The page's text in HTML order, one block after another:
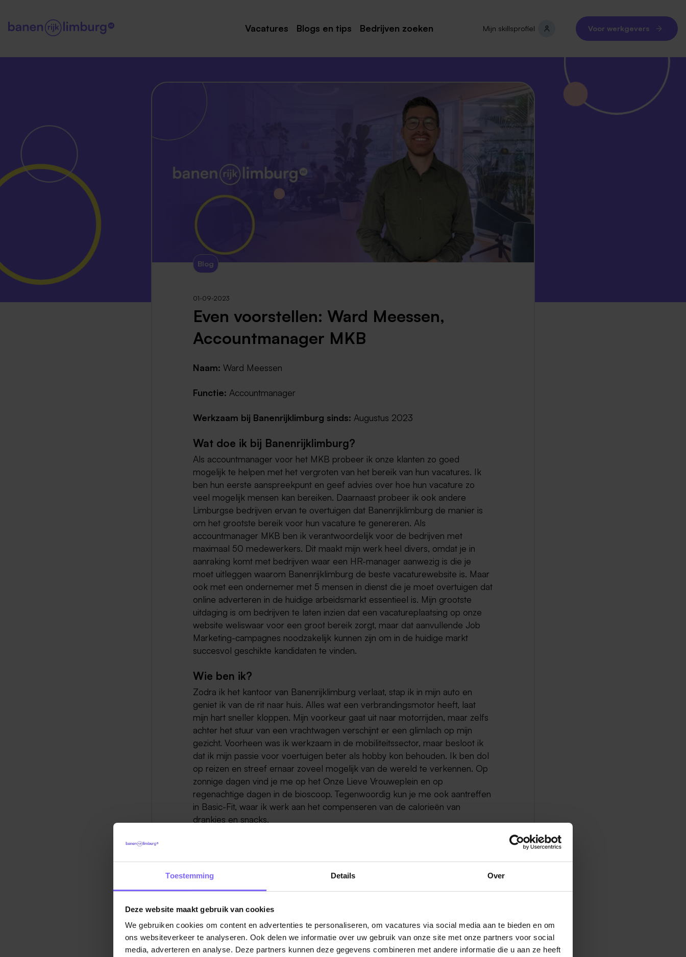
Toestemming Details Over
Deze website maakt gebruik van cookies
We gebruiken cookies om content en advertenties te personaliseren, om vacatures via social media aan te bieden en om
ons websiteverkeer te analyseren. Ook delen we informatie over uw gebruik van onze site met onze partners voor social
media, adverteren en analyse. Deze partners kunnen deze gegevens combineren met andere informatie die u aan ze heeft
Vacatures
Maastricht
Roermond
Midden-Limburg
Kerkrade
Blogs en tips Bedrijven zoeken Mijn skillsprofiel Voor werkgevers
Blog
01-09-2023
Even voorstellen: Ward Meessen,
Accountmanager MKB
Naam: Ward Meessen
Functie: Accountmanager
Werkzaam bij Banenrijklimburg sinds: Augustus 2023
Wat doe ik bij Banenrijklimburg?
Als accountmanager voor het MKB probeer ik onze klanten zo goed
mogelijk te helpen met het vergroten van het bereik van hun vacatures. Ik
ben hun eerste aanspreekpunt en geef advies over hoe hun vacature zo
veel mogelijk mensen kan bereiken. Daarnaast probeer ik ook andere
Limburgse bedrijven ervan te overtuigen dat Banenrijklimburg de manier is
om het grootste bereik voor hun vacature te genereren. Als
accountmanager MKB ben ik verantwoordelijk voor de bedrijven met
maximaal 50 medewerkers. Dit maakt mijn werk heel divers, omdat je in
aanraking komt met bedrijven waar een HR-manager aanwezig is die je
moet uitleggen waarom Banenrijklimburg de beste vacaturewebsite is. Maar
ook met een ondernemer met 5 mensen in dienst die je moet overtuigen dat
online adverteren in de huidige arbeidsmarkt essentieel is. Mijn grootste
uitdaging is om bedrijven te laten inzien dat een vacatureplaatsing op onze
website weliswaar voor een groot bereik zorgt, maar dat aanvullende Job
Marketing-campagnes noodzakelijk kunnen zijn om in de huidige markt
succesvol geschikte kandidaten te vinden.
Wie ben ik?
Zodra ik het kantoor van Banenrijklimburg verlaat, stap ik in mijn auto en
geniet ik van de rit naar huis. Alles wat een verbrandingsmotor heeft, laat
mijn hart sneller kloppen. Mijn voorkeur gaat uit naar motorrijden, maar zelfs
achter het stuur van een vrachtwagen verschijnt er een glimlach op mijn
gezicht. Voorheen was ik werkzaam in de mobiliteitssector, maar besloot ik
dat ik mijn passie voor voertuigen beter als hobby kon behouden. Ik ben dol
op reizen en streef ernaar zoveel mogelijk van de wereld te verkennen. Op
zonnige dagen vind je me op het Onze Lieve Vrouweplein en op
regenachtige dagen in de bioscoop. Tegenwoordig kun je me ook aantreffen
in Basic-Fit, waar ik werk aan het compenseren van de calorieën van
drankjes en snacks.
Je kunt contact opnemen met mij door me tebellenof je kunt mij bereiken
viade mail.
Wil jij een vacature plaatsen op Banenrijklimburg? Klik dan hier!